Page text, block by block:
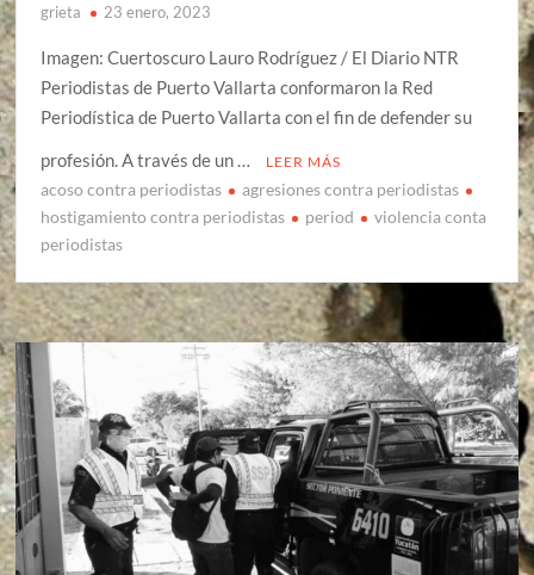
grieta 23 enero, 2023
Imagen: Cuertoscuro Lauro Rodríguez / El Diario NTR
Periodistas de Puerto Vallarta conformaron la Red
Periodística de Puerto Vallarta con el fin de defender su
profesión. A través de un …
LEER MÁS
acoso contra periodistas
agresiones contra periodistas
hostigamiento contra periodistas
period
violencia conta
periodistas